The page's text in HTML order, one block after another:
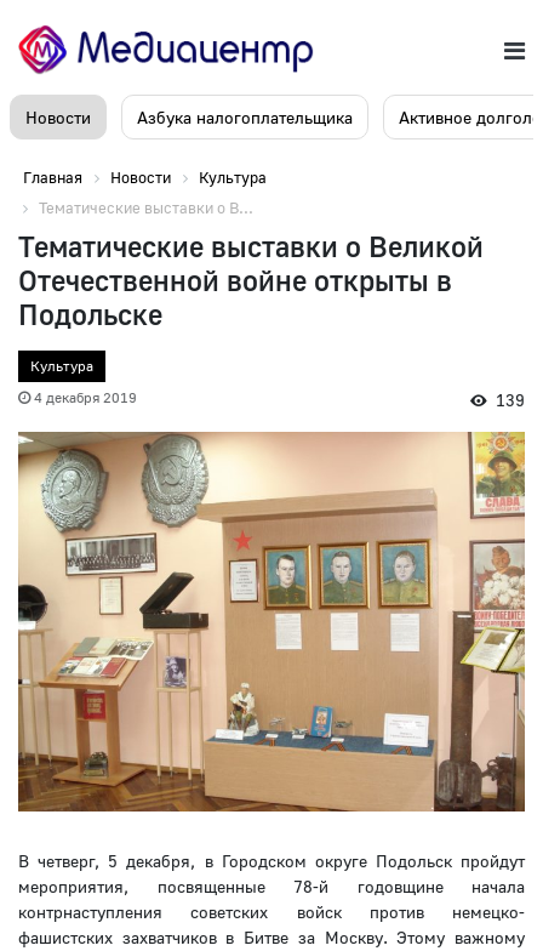
Новости Азбука налогоплательщика Активное
Главная Новости
Культура
Тематические выставки о В...
Тематические выставки о Великой
Отечественной войне открыты в
Подольске
Культура
4 декабря 2019
139
В четверг, 5 декабря, в Городском округе Подольск пройдут
мероприятия, посвященные 78-й годовщине начала
контрнаступления советских войск против немецко-
фашистских захватчиков в Битве за Москву. Этому важному